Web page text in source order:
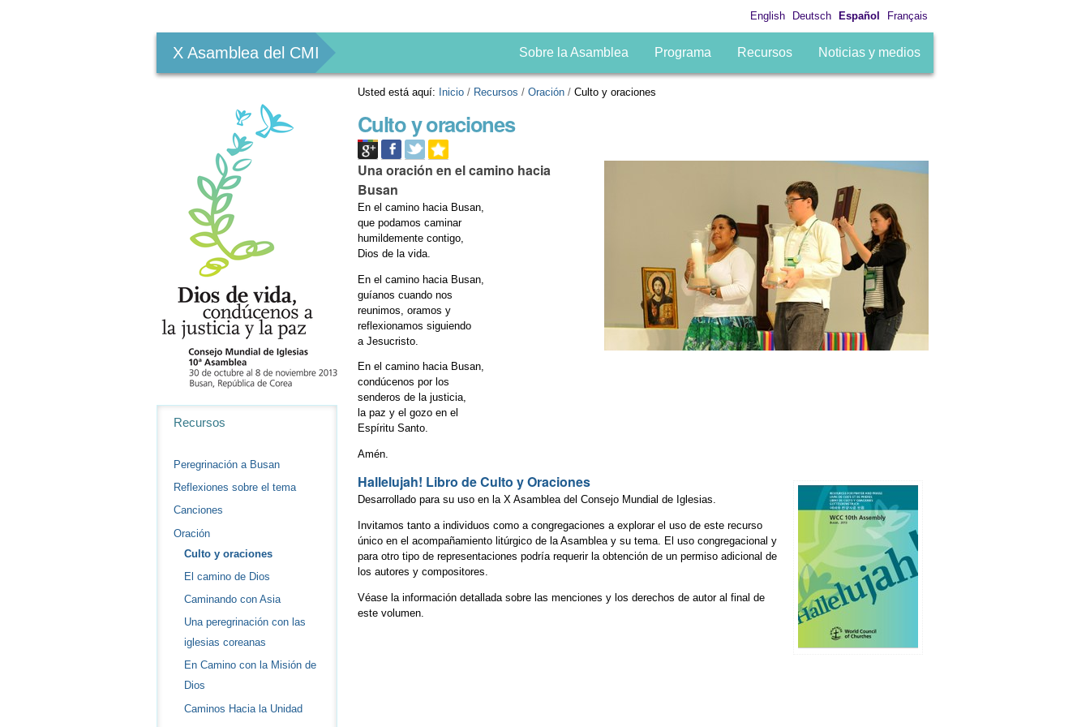
English Deutsch Español Français
X Asamblea del CMI Sobre la Asamblea Programa Recursos Noticias y medios
Usted está aquí: Inicio / Recursos /Oración /Culto y oraciones
Culto y oraciones
Una oración en el camino hacia
Busan
En el camino hacia Busan,
que podamos caminar
humildemente contigo,
Dios de la vida.
En el camino hacia Busan,
guíanos cuando nos
reunimos, oramos y
reflexionamos siguiendo
a Jesucristo.
En el camino hacia Busan,
condúcenos por los
senderos de la justicia,
la paz y el gozo en el
Espíritu Santo.
Amén.
Hallelujah! Libro de Culto y Oraciones
Desarrollado para su uso en la X Asamblea del Consejo Mundial de Iglesias.
Invitamos tanto a individuos como a congregaciones a explorar el uso de este recurso
único en el acompañamiento litúrgico de la Asamblea y su tema. El uso congregacional y
para otro tipo de representaciones podría requerir la obtención de un permiso adicional de
los autores y compositores.
Véase la información detallada sobre las menciones y los derechos de autor al final de
este volumen.
Recursos
Peregrinación a Busan
Reflexiones sobre el tema
Canciones
Oración
Culto y oraciones
El camino de Dios
Caminando con Asia
Una peregrinación con las
iglesias coreanas
En Camino con la Misión de
Dios
Caminos Hacia la Unidad